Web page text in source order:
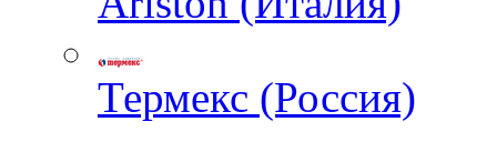
Термекс (Россия)